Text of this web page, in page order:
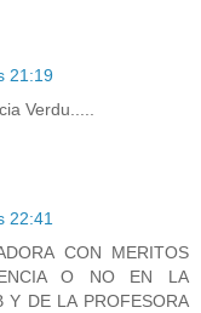
21:19
Verdu.....
22:41
CON MERITOS
O NO EN LA
Y DE LA PROFESORA